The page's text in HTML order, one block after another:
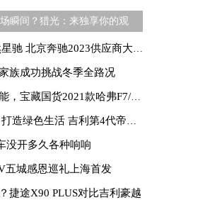
瞬间？猎光：来独享你的观
北京奔驰2023供应商大会顺利召开
族成功挑战冬季全路况
国货2021款哈弗F7/F7x体验有多强？
4代帝豪醇电混动轿车助力贵州省第十一届运动会盛大开幕
没开多久各种响响
五城感恩巡礼上海首发
捷途X90 PLUS对比吉利豪越